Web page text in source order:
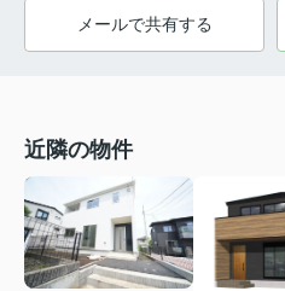
メールで共有する
近隣の物件